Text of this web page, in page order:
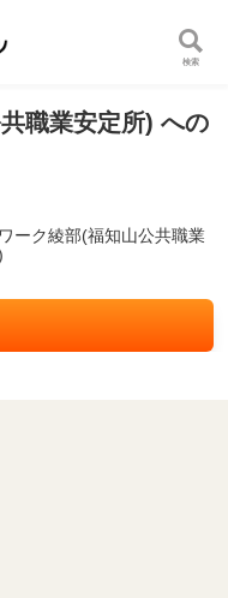
検索
職業安定所) への
ーク綾部(福知山公共職業